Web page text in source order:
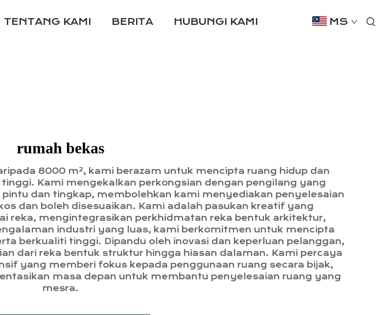
TENTANG KAMI BERITA HUBUNGI KAMI MS
rumah bekas
8000 m², kami berazam untuk mencipta ruang hidup dan
Kami mengekalkan perkongsian dengan pengilang yang
dan tingkap, membolehkan kami menyediakan penyelesaian
dan boleh disesuaikan. Kami adalah pasukan kreatif yang
reka, mengintegrasikan perkhidmatan reka bentuk arkitektur,
industri yang luas, kami berkomitmen untuk mencipta
berkualiti tinggi. Dipandu oleh inovasi dan keperluan pelanggan,
dari reka bentuk struktur hingga hiasan dalaman. Kami percaya
yang memberi fokus kepada penggunaan ruang secara bijak,
masa depan untuk membantu penyelesaian ruang yang
mesra.